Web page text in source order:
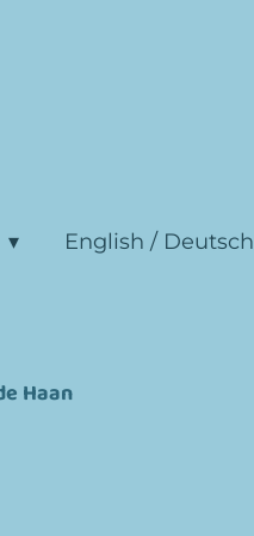
English / Deutsch
Haan